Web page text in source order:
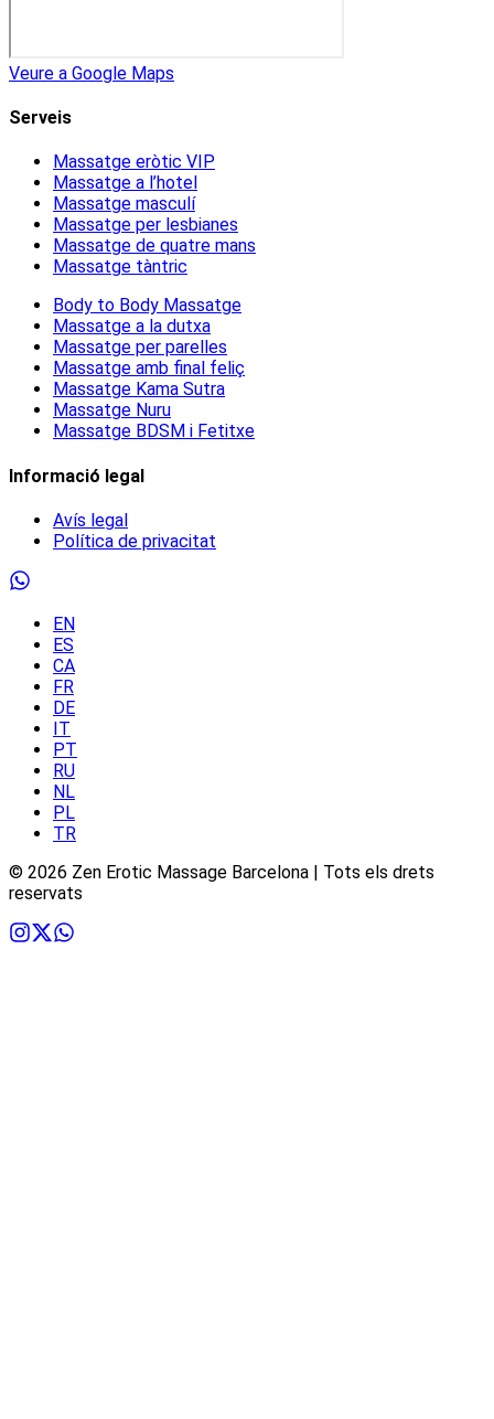
Veure a Google Maps
Serveis
Massatge eròtic VIP
Massatge a l’hotel
Massatge masculí
Massatge per lesbianes
Massatge de quatre mans
Massatge tàntric
Body to Body Massatge
Massatge a la dutxa
Massatge per parelles
Massatge amb final feliç
Massatge Kama Sutra
Massatge Nuru
Massatge BDSM i Fetitxe
Informació legal
Avís legal
Política de privacitat
EN
ES
CA
FR
DE
IT
PT
RU
NL
PL
TR
© 2026 Zen Erotic Massage Barcelona | Tots els drets
reservats